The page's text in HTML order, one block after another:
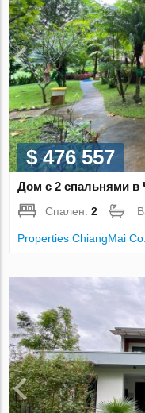
$ 476 557
Дом с 2 спальнями в
Спален:2
Properties ChiangMai